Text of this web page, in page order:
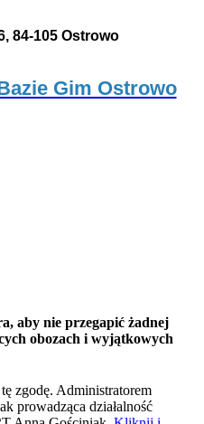
84-105 Ostrowo
Gim Ostrowo
aby nie przegapić żadnej
obozach i wyjątkowych
zgodę. Administratorem
prowadząca działalność